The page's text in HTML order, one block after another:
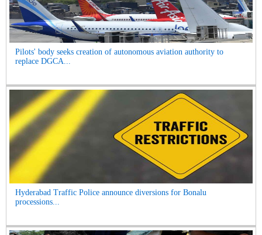
Pilots' body seeks creation of autonomous aviation authority to
replace DGCA...
Hyderabad Traffic Police announce diversions for Bonalu
processions...